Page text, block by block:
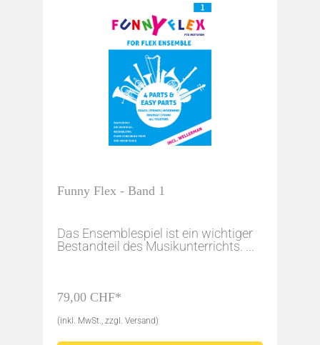
Funny Flex - Band 1
Das Ensemblespiel ist ein wichtiger
Bestandteil des Musikunterrichts. ...
79,00 CHF*
(inkl. MwSt., zzgl. Versand)